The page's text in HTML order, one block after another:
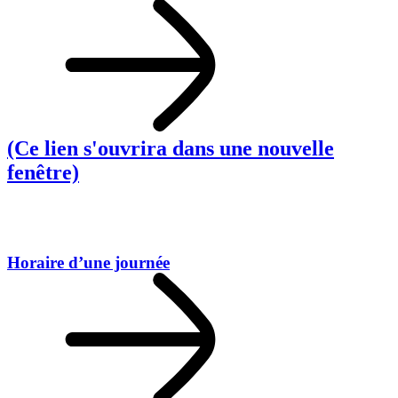
(Ce lien s'ouvrira dans une nouvelle
fenêtre)
Horaire d’une journée